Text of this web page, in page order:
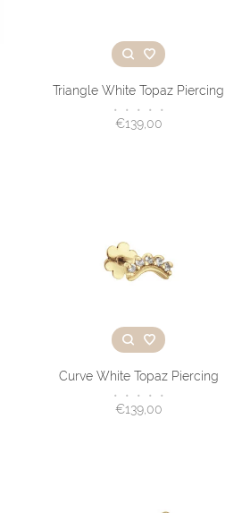
Triangle White Topaz Piercing
• • • • •
€139,00
Curve White Topaz Piercing
• • • • •
€139,00